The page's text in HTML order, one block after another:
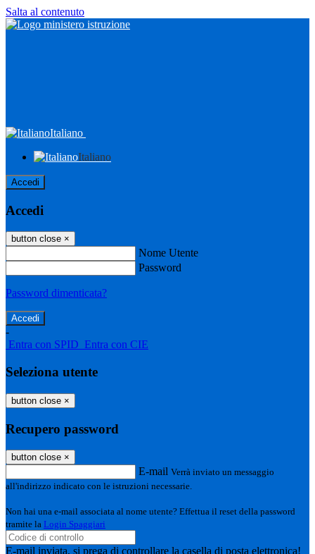
Salta al contenuto
Italiano
Italiano
Accedi
Accedi
button close ×
Nome Utente
Password
Password dimenticata?
-
Entra con SPID Entra con CIE
Seleziona utente
button close ×
Recupero password
button close ×
E-mail Verrà inviato un messaggio
all'indirizzo indicato con le istruzioni necessarie.
Non hai una e-mail associata al nome utente? Effettua il reset della password
tramite la Login Spaggiari
E-mail inviata, si prega di controllare la casella di posta elettronica!